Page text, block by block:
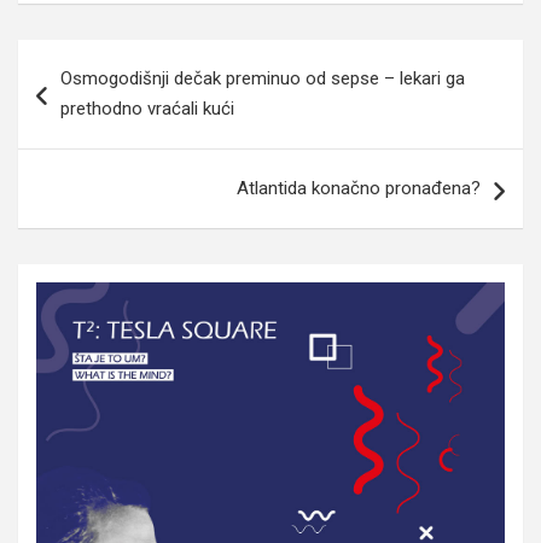
članaka
Osmogodišnji dečak preminuo od sepse – lekari ga
prethodno vraćali kući
Atlantida konačno pronađena?